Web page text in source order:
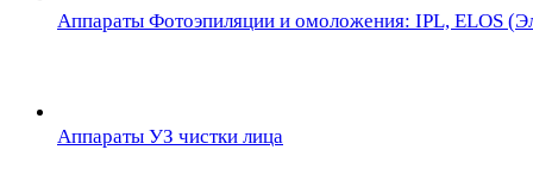
Аппараты Фотоэпиляции и омоложения: IPL, ELOS
Аппараты УЗ чистки лица